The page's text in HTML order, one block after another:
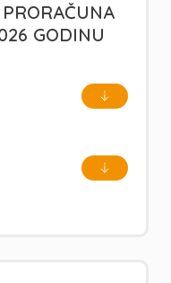
GODINU